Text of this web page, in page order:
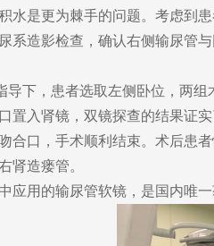
是更为棘手的问题。考虑到患
系造影检查，确认右侧输尿管
，患者选取左侧卧位，两组
置入肾镜，双镜探查的结果证
合口，手术顺利结束。术后患
肾造瘘管。
的输尿管软镜，是国内唯一